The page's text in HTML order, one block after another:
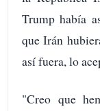
Trump había
que Irán
así fuera, lo
"Creo que